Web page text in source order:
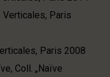
Verticales, Paris
Paris 2008
Coll. „Naïve